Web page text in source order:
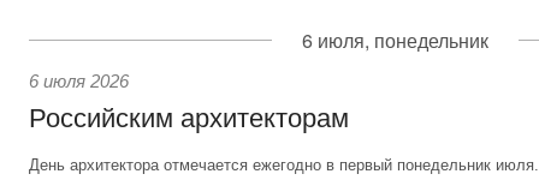
6 июля, понедельник
6 июля 2026
Российским архитекторам
День архитектора отмечается ежегодно в первый понедельник июля.